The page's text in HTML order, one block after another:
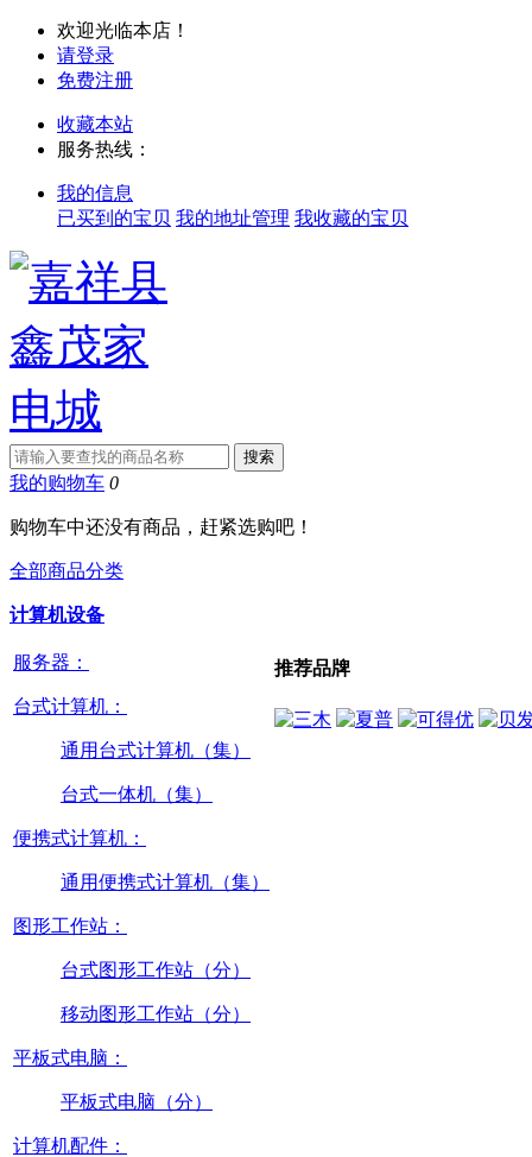
欢迎光临本店！
请登录
免费注册
收藏本站
服务热线：
我的信息
已买到的宝贝 我的地址管理 我收藏的宝贝
我的购物车 0
购物车中还没有商品，赶紧选购吧！
全部商品分类
计算机设备
服务器：
台式计算机：
通用台式计算机（集）
台式一体机（集）
便携式计算机：
通用便携式计算机（集）
图形工作站：
台式图形工作站（分）
移动图形工作站（分）
平板式电脑：
平板式电脑（分）
计算机配件：
推荐品牌